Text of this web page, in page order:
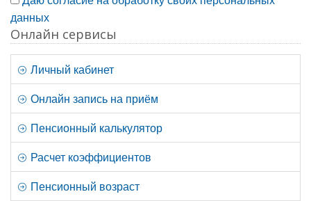
данных
Онлайн сервисы
Личный кабинет
Онлайн запись на приём
Пенсионный калькулятор
Расчет коэффициентов
Пенсионный возраст